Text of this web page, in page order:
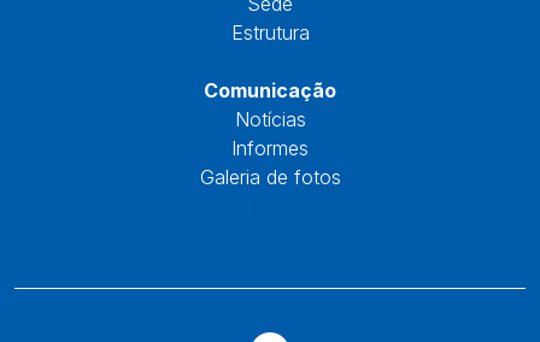
Estrutura
Comunicação
Notícias
Informes
Galeria de fotos